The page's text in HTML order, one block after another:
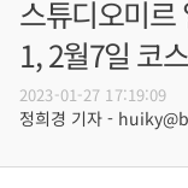
스튜디오미르
1, 2월7일 코
2023-01-27 17:19:09
정희경 기자 -